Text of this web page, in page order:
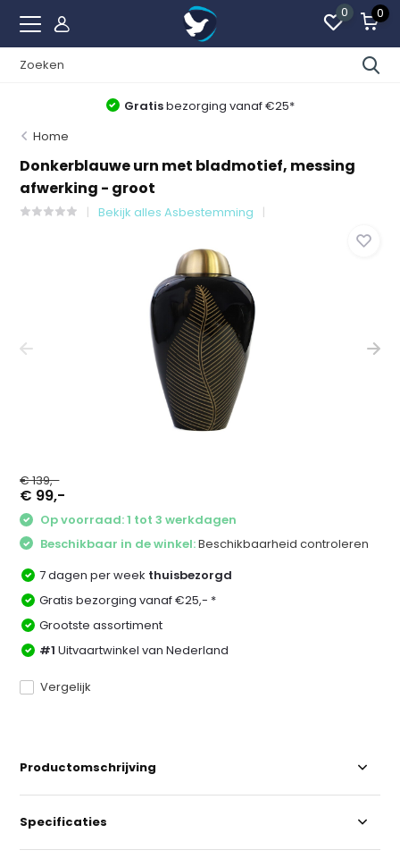
0 0
Gratisbezorging vanaf €25*
Home
Donkerblauwe urn met bladmotief, messing
afwerking - groot
Bekijk alles Asbestemming
€ 139,-
€ 99,-
Op voorraad: 1 tot 3 werkdagen
Beschikbaar in de winkel:Beschikbaarheid controleren
7 dagen per week thuisbezorgd
Gratis bezorging vanaf €25,- *
Grootste assortiment
#1 Uitvaartwinkel van Nederland
Vergelijk
Productomschrijving
Specificaties